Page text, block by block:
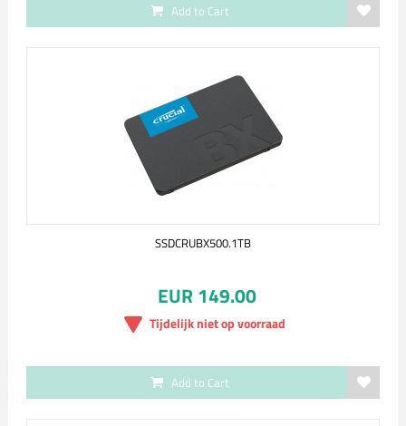
Add to Cart
SSDCRUBX500.1TB
EUR 149.00
Tijdelijk niet op voorraad
Add to Cart